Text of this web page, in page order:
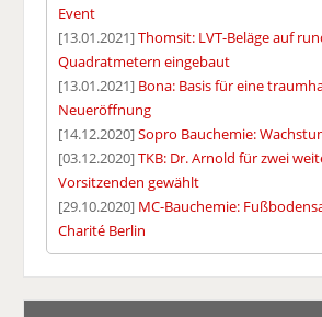
Event
[13.01.2021]Thomsit: LVT-Beläge auf
Quadratmetern eingebaut
[13.01.2021] Bona: Basis für eine
Neueröffnung
[14.12.2020]Sopro Bauchemie:
[03.12.2020]TKB: Dr. Arnold für zwei
Vorsitzenden gewählt
[29.10.2020] MC-Bauchemie:
Charité Berlin